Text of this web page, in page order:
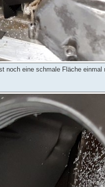
noch eine schmale Fläche